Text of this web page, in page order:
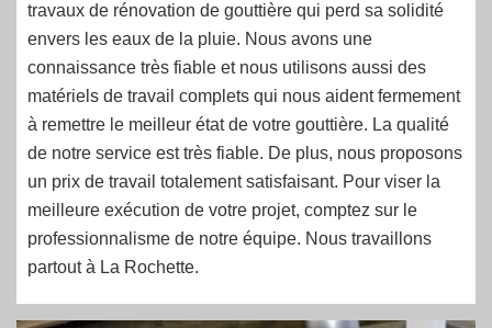
travaux de rénovation de gouttière qui perd sa solidité
envers les eaux de la pluie. Nous avons une
connaissance très fiable et nous utilisons aussi des
matériels de travail complets qui nous aident fermement
à remettre le meilleur état de votre gouttière. La qualité
de notre service est très fiable. De plus, nous proposons
un prix de travail totalement satisfaisant. Pour viser la
meilleure exécution de votre projet, comptez sur le
professionnalisme de notre équipe. Nous travaillons
partout à La Rochette.